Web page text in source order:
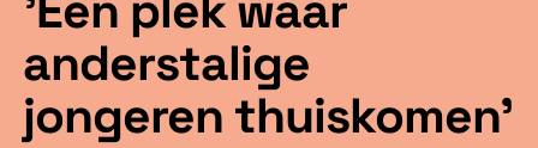
anderstalige
jongeren thuiskomen'